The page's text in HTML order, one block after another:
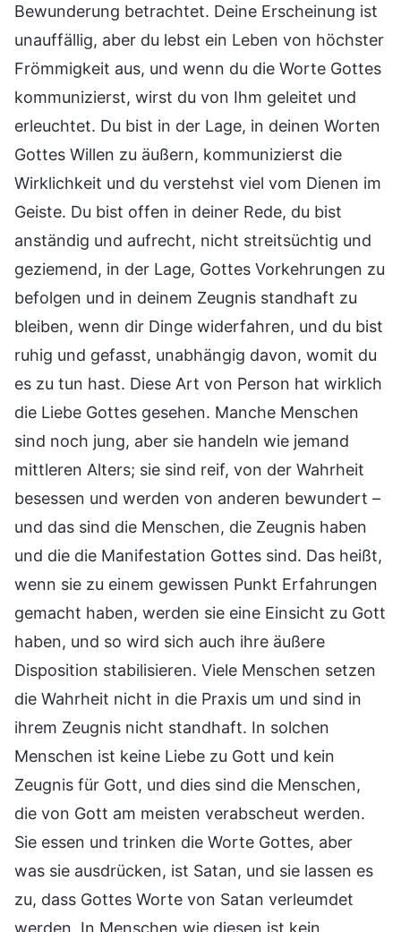
Bewunderung betrachtet. Deine Erscheinung ist
unauffällig, aber du lebst ein Leben von höchster
Frömmigkeit aus, und wenn du die Worte Gottes
kommunizierst, wirst du von Ihm geleitet und
erleuchtet. Du bist in der Lage, in deinen Worten
Gottes Willen zu äußern, kommunizierst die
Wirklichkeit und du verstehst viel vom Dienen im
Geiste. Du bist offen in deiner Rede, du bist
anständig und aufrecht, nicht streitsüchtig und
geziemend, in der Lage, Gottes Vorkehrungen zu
befolgen und in deinem Zeugnis standhaft zu
bleiben, wenn dir Dinge widerfahren, und du bist
ruhig und gefasst, unabhängig davon, womit du
es zu tun hast. Diese Art von Person hat wirklich
die Liebe Gottes gesehen. Manche Menschen
sind noch jung, aber sie handeln wie jemand
mittleren Alters; sie sind reif, von der Wahrheit
besessen und werden von anderen bewundert –
und das sind die Menschen, die Zeugnis haben
und die die Manifestation Gottes sind. Das heißt,
wenn sie zu einem gewissen Punkt Erfahrungen
gemacht haben, werden sie eine Einsicht zu Gott
haben, und so wird sich auch ihre äußere
Disposition stabilisieren. Viele Menschen setzen
die Wahrheit nicht in die Praxis um und sind in
ihrem Zeugnis nicht standhaft. In solchen
Menschen ist keine Liebe zu Gott und kein
Zeugnis für Gott, und dies sind die Menschen,
die von Gott am meisten verabscheut werden.
Sie essen und trinken die Worte Gottes, aber
was sie ausdrücken, ist Satan, und sie lassen es
zu, dass Gottes Worte von Satan verleumdet
werden. In Menschen wie diesen ist kein